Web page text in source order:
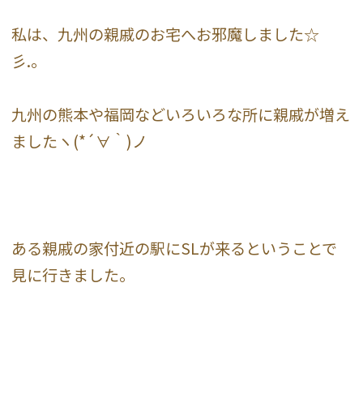
私は、九州の親戚のお宅へお邪魔しました☆
彡.。
九州の熊本や福岡などいろいろな所に親戚が増え
ましたヽ(*´∀｀)ノ
ある親戚の家付近の駅にSLが来るということで
見に行きました。